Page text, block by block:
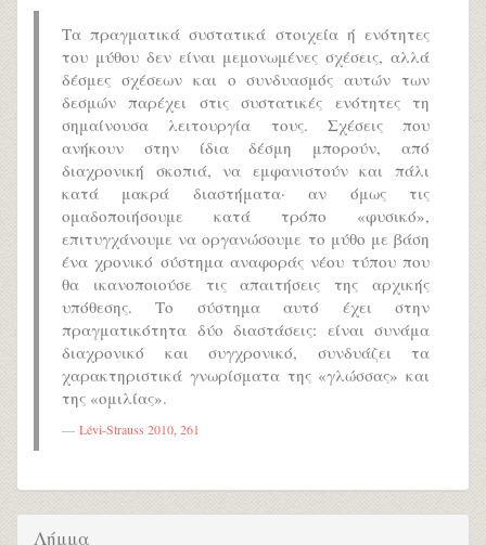
Τα πραγματικά συστατικά στοιχεία ή ενότητες
του μύθου δεν είναι μεμονωμένες σχέσεις, αλλά
δέσμες σχέσεων και ο συνδυασμός αυτών των
δεσμών παρέχει στις συστατικές ενότητες τη
σημαίνουσα λειτουργία τους. Σχέσεις που
ανήκουν στην ίδια δέσμη μπορούν, από
διαχρονική σκοπιά, να εμφανιστούν και πάλι
κατά μακρά διαστήματα· αν όμως τις
ομαδοποιήσουμε κατά τρόπο «φυσικό»,
επιτυγχάνουμε να οργανώσουμε το μύθο με βάση
ένα χρονικό σύστημα αναφοράς νέου τύπου που
θα ικανοποιούσε τις απαιτήσεις της αρχικής
υπόθεσης. Το σύστημα αυτό έχει στην
πραγματικότητα δύο διαστάσεις: είναι συνάμα
διαχρονικό και συγχρονικό, συνδυάζει τα
χαρακτηριστικά γνωρίσματα της «γλώσσας» και
της «ομιλίας».
Lévi-Strauss 2010, 261
Λήμμα